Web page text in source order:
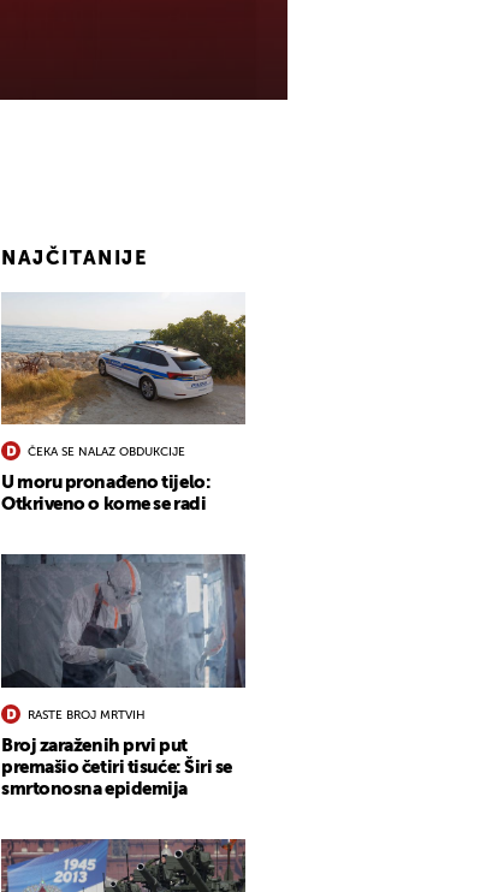
NAJČITANIJE
ČEKA SE NALAZ OBDUKCIJE
U moru pronađeno tijelo:
Otkriveno o kome se radi
RASTE BROJ MRTVIH
Broj zaraženih prvi put
premašio četiri tisuće: Širi se
smrtonosna epidemija